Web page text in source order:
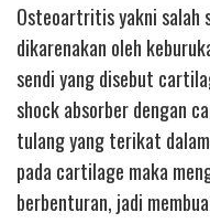
Osteoartritis yakni salah
dikarenakan oleh
sendi yang disebut
shock absorber dengan
tulang yang terikat
pada cartilage maka
berbenturan, jadi